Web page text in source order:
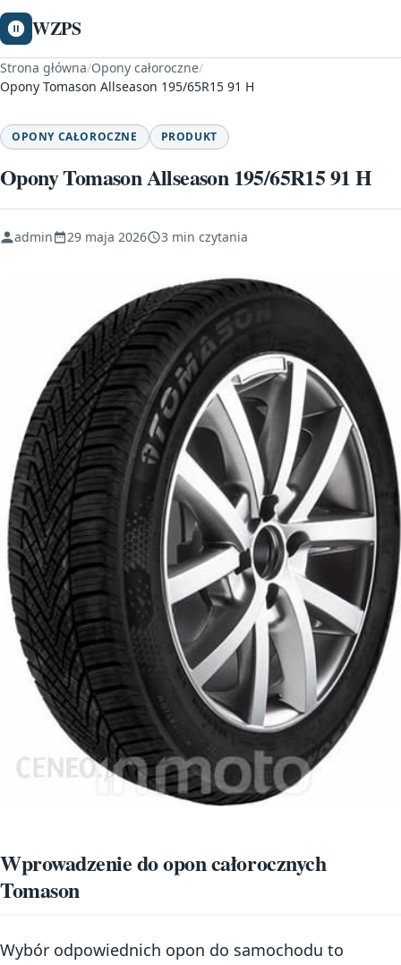
WZPS
Strona główna/Opony całoroczne/
Opony Tomason Allseason 195/65R15 91 H
OPONY CAŁOROCZNE PRODUKT
Opony Tomason Allseason 195/65R15 91 H
admin 29 maja 2026 3 min czytania
Wprowadzenie do opon całorocznych
Tomason
Wybór odpowiednich opon do samochodu to